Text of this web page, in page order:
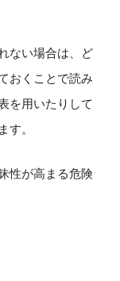
ない場合は、ど
おくことで読み
を用いたりして
す。
性が高まる危険